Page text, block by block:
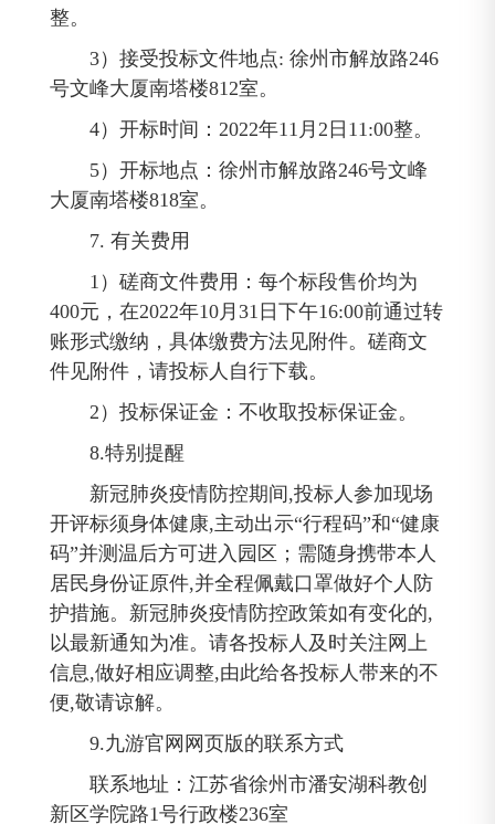
整。
3）接受投标文件地点: 徐州市解放路246
号文峰大厦南塔楼812室。
4）开标时间：2022年11月2日11:00整。
5）开标地点：徐州市解放路246号文峰
大厦南塔楼818室。
7. 有关费用
1）磋商文件费用：每个标段售价均为
400元，在2022年10月31日下午16:00前通过转
账形式缴纳，具体缴费方法见附件。磋商文
件见附件，请投标人自行下载。
2）投标保证金：不收取投标保证金。
8.特别提醒
新冠肺炎疫情防控期间,投标人参加现场
开评标须身体健康,主动出示“行程码”和“健康
码”并测温后方可进入园区；需随身携带本人
居民身份证原件,并全程佩戴口罩做好个人防
护措施。新冠肺炎疫情防控政策如有变化的,
以最新通知为准。请各投标人及时关注网上
信息,做好相应调整,由此给各投标人带来的不
便,敬请谅解。
9.九游官网网页版的联系方式
联系地址：江苏省徐州市潘安湖科教创
新区学院路1号行政楼236室